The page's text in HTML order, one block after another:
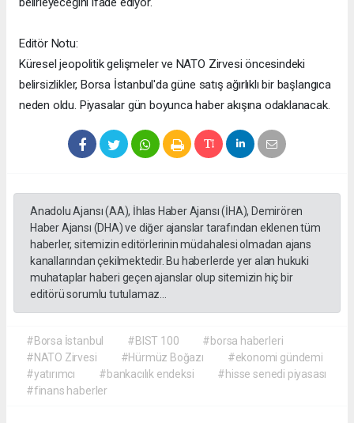
Editör Notu:
Küresel jeopolitik gelişmeler ve NATO Zirvesi öncesindeki
belirsizlikler, Borsa İstanbul'da güne satış ağırlıklı bir başlangıca
neden oldu. Piyasalar gün boyunca haber akışına odaklanacak.
Anadolu Ajansı (AA), İhlas Haber Ajansı (İHA), Demirören
Haber Ajansı (DHA) ve diğer ajanslar tarafından eklenen tüm
haberler, sitemizin editörlerinin müdahalesi olmadan ajans
kanallarından çekilmektedir. Bu haberlerde yer alan hukuki
muhataplar haberi geçen ajanslar olup sitemizin hiç bir
editörü sorumlu tutulamaz...
#Borsa İstanbul #BIST 100
#borsa haberleri
#NATO Zirvesi
#Hürmüz Boğazı
#ekonomi gündemi
#yatırımcı
#bankacılık endeksi
#hisse senedi piyasası
#finans haberler